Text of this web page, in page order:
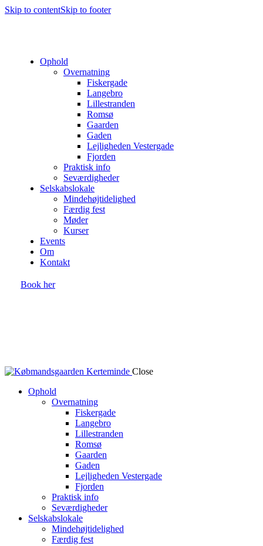
Skip to contentSkip to footer
Ophold
Overnatning
Fiskergade
Langebro
Lillestranden
Romsø
Gaarden
Gaden
Lejligheden Vestergade
Fjorden
Praktisk info
Seværdigheder
Selskabslokale
Mindehøjtidelighed
Færdig fest
Møder
Kurser
Events
Om
Kontakt
Book her
Close
Ophold
Overnatning
Fiskergade
Langebro
Lillestranden
Romsø
Gaarden
Gaden
Lejligheden Vestergade
Fjorden
Praktisk info
Seværdigheder
Selskabslokale
Mindehøjtidelighed
Færdig fest